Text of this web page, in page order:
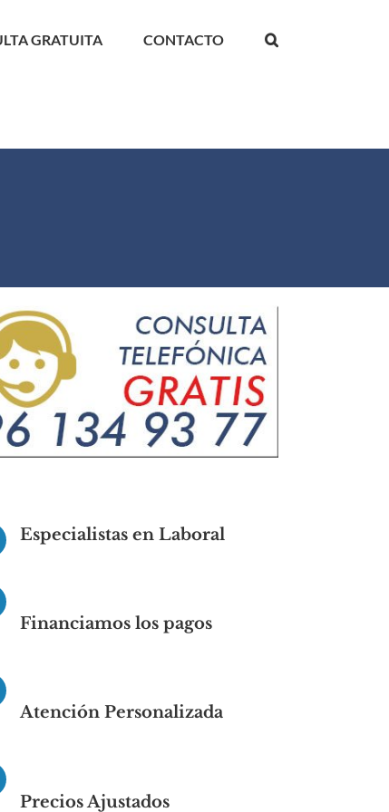
GRATUITA CONTACTO
Especialistas en Laboral
Financiamos los pagos
Atención Personalizada
Precios Ajustados